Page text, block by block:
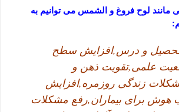
مانند لوح فروغ و الشمس می توانیم به
تحصیل و درس,افزایش سطح
علمی,تقویت ذهن و
زندگی روزمره,افزایش
برای بیماران,رفع مشکلات